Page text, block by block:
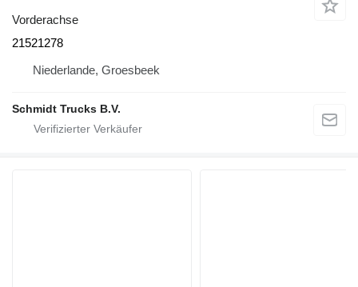
Vorderachse
21521278
Niederlande, Groesbeek
Schmidt Trucks B.V.